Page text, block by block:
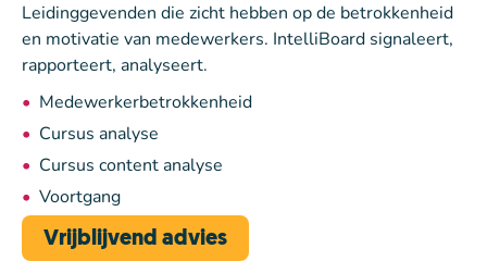
Leidinggevenden die zicht hebben op de betrokkenheid
en motivatie van medewerkers. IntelliBoard signaleert,
rapporteert, analyseert.
Medewerkerbetrokkenheid
Cursus analyse
Cursus content analyse
Voortgang
Vrijblijvend advies